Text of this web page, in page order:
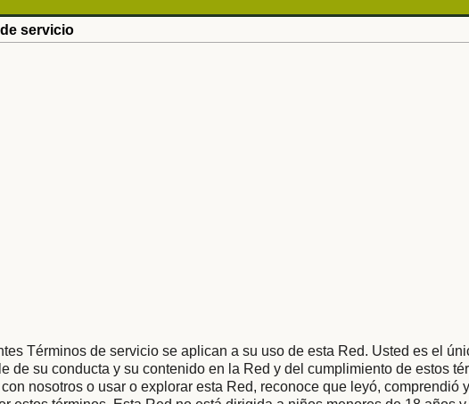
servicio
Términos de servicio se aplican a su uso de esta Red. Usted es el
de su conducta y su contenido en la Red y del cumplimiento de estos
nosotros o usar o explorar esta Red, reconoce que leyó, comprendió